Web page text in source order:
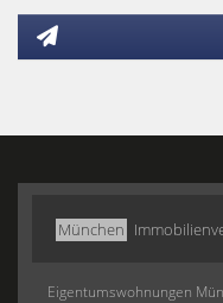
München
Eigentumswohnungen